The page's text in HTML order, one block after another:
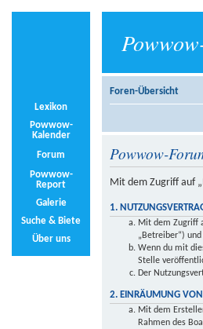
Lexikon
Powwow-
Kalender
Forum
Powwow-
Report
Galerie
Suche & Biete
Über uns
Foren-Übersicht
Powwow-
Mit dem Zugriff auf
1.
Mit dem Zugriff
„Betreiber“)
Wenn du mit
Stelle
Der
2. EINRÄUMUNG VON
Mit dem
Rahmen des